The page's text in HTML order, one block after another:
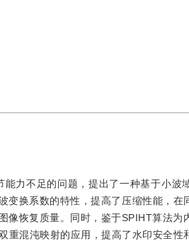
力不足的问题，提出了一种基于小波
换系数的特性，提高了压缩性能，在
恢复质量。同时，鉴于SPIHT算法为
混沌映射的应用，提高了水印安全性